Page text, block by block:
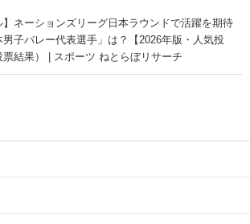
】ネーションズリーグ日本ラウンドで活躍を期待
男子バレー代表選手」は？【2026年版・人気投
結果） | スポーツ ねとらぼリサーチ